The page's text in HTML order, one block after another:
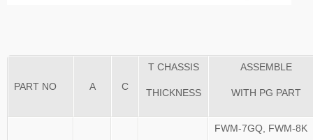
PART NO A C
T CHASSIS
THICKNESS
ASSEMBLE
WITH PG PART
FWM-7GQ, FWM-8K